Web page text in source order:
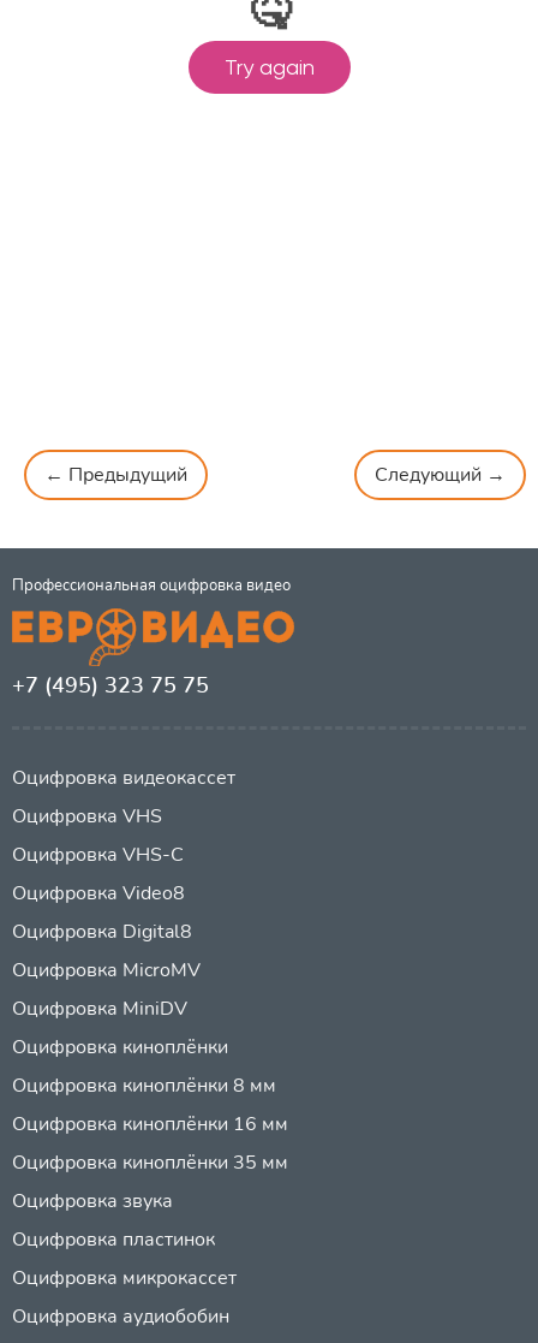
← Предыдущий Следующий →
Профессиональная оцифровка видео
+7 (495) 323 75 75
Оцифровка видеокассет
Оцифровка VHS
Оцифровка VHS-C
Оцифровка Video8
Оцифровка Digital8
Оцифровка MicroMV
Оцифровка MiniDV
Оцифровка киноплёнки
Оцифровка киноплёнки 8 мм
Оцифровка киноплёнки 16 мм
Оцифровка киноплёнки 35 мм
Оцифровка звука
Оцифровка пластинок
Оцифровка микрокассет
Оцифровка аудиобобин